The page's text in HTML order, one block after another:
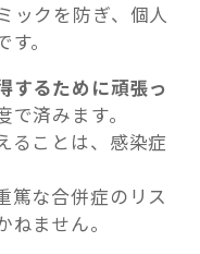
ックを防ぎ、個人
。
するために頑張っ
済みます。
ることは、感染症
篤な合併症のリス
ません。